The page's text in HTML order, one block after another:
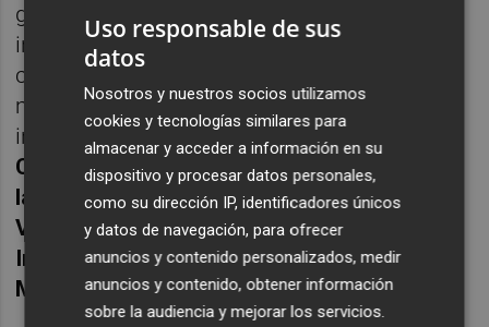
gratuita y abierta a cualquier persona
interesada, especialmente, de las entidades
con las que ATIAL colabora, y a cuyos
miembros se ha cursado la oportuna
invitación:
itSMF España, ISACA Valencia,
Colegio Oficial de Ingeniería Informática de
la Comunidad Valenciana COIICV, COSITAL
Valencia (Colegio de Secretarios,
Interventores y Tesoreros) y Archiveros
Municipales.
Uso responsable de sus
datos
Nosotros y nuestros socios utilizamos
cookies y tecnologías similares para
almacenar y acceder a información en su
dispositivo y procesar datos personales,
como su dirección IP, identificadores únicos
y datos de navegación, para ofrecer
anuncios y contenido personalizados, medir
anuncios y contenido, obtener información
sobre la audiencia y mejorar los servicios.